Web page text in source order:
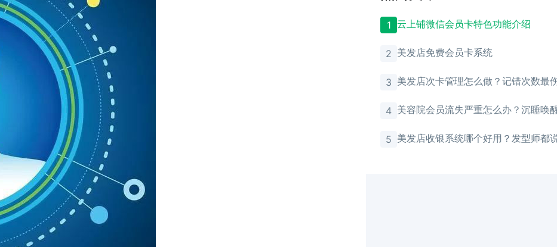
1 云上铺微信会员卡特色功能介绍
2 美发店免费会员卡系统
3 美发店次卡管理怎么做？记错次数最
4 美容院会员流失严重怎么办？沉睡唤
5 美发店收银系统哪个好用？发型师都